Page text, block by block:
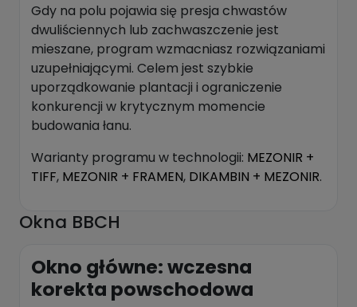
Gdy na polu pojawia się presja chwastów
dwuliściennych lub zachwaszczenie jest
mieszane, program wzmacniasz rozwiązaniami
uzupełniającymi. Celem jest szybkie
uporządkowanie plantacji i ograniczenie
konkurencji w krytycznym momencie
budowania łanu.
Warianty programu w technologii: MEZONIR +
TIFF, MEZONIR + FRAMEN, DIKAMBIN + MEZONIR.
Okna BBCH
Okno główne: wczesna
korekta powschodowa